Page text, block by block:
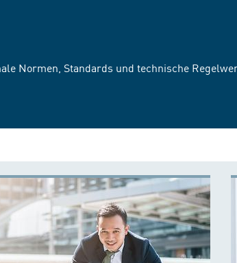
Normen, Standards und technische